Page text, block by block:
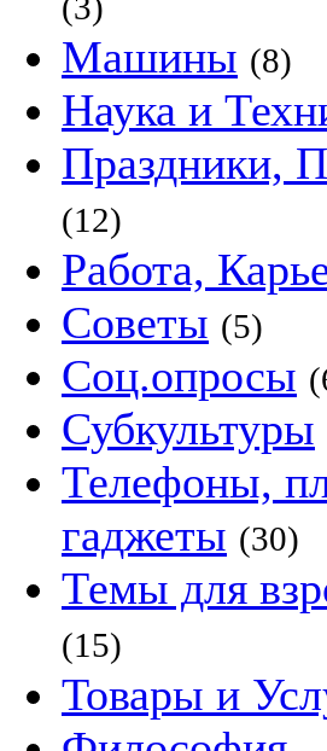
Машины (8)
Наука и
Праздники,
(12)
Работа,
Советы (5)
Соц.опросы
Субкультуры
Телефоны,
гаджеты (30)
Темы для
(15)
Товары и